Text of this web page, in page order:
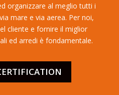
organizzare al meglio tutti i
mare e via aerea. Per noi,
cliente e fornire il miglior
ed arredi è fondamentale.